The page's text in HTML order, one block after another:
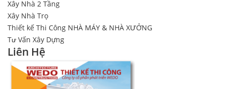
Xây Nhà 2 Tầng
Xây Nhà Trọ
Thiết kế Thi Công NHÀ MÁY & NHÀ XƯỞNG
Tư Vấn Xây Dựng
Liên Hệ